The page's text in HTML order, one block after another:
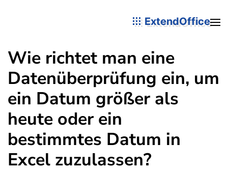
ExtendOffice
Wie richtet man eine
Datenüberprüfung ein, um
ein Datum größer als
heute oder ein
bestimmtes Datum in
Excel zuzulassen?